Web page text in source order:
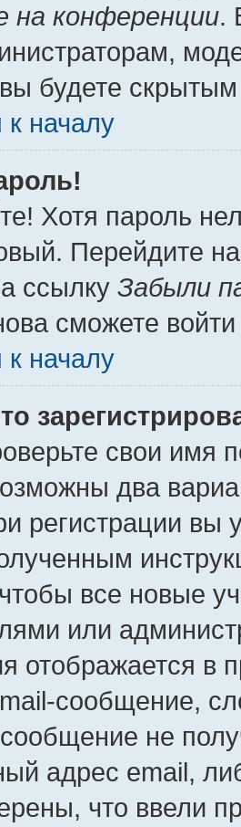
на конференции.
будете
к началу
Хотя пароль
Перейдите
ссылку Забыли
сможете
к началу
свои имя
два
регистрации вы
все новые
или
отображается в
сообщение,
не
адрес email,
что ввели